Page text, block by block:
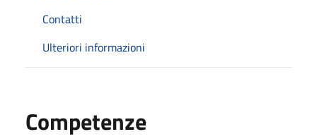
Contatti
Ulteriori informazioni
Competenze